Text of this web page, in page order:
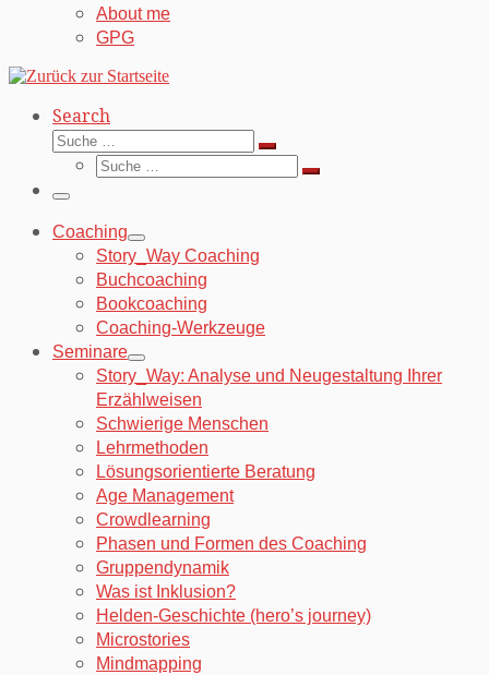
About me
GPG
Search
Suche
Suche
Suche
Suche
Menü
Coaching
Story_Way Coaching
Buchcoaching
Bookcoaching
Coaching-Werkzeuge
Seminare
Story_Way: Analyse und Neugestaltung Ihrer
Erzählweisen
Schwierige Menschen
Lehrmethoden
Lösungsorientierte Beratung
Age Management
Crowdlearning
Phasen und Formen des Coaching
Gruppendynamik
Was ist Inklusion?
Helden-Geschichte (hero’s journey)
Microstories
Mindmapping